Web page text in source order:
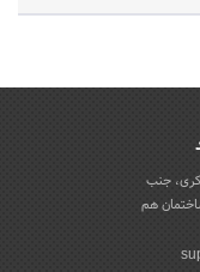
جنب
هم